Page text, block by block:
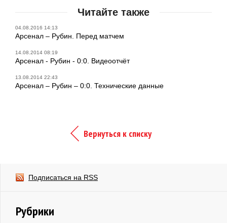
Читайте также
04.08.2016 14:13
Арсенал – Рубин. Перед матчем
14.08.2014 08:19
Арсенал - Рубин - 0:0. Видеоотчёт
13.08.2014 22:43
Арсенал – Рубин – 0:0. Технические данные
Вернуться к списку
Подписаться на RSS
Рубрики